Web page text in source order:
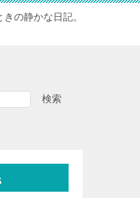
の静かな日記。
検索